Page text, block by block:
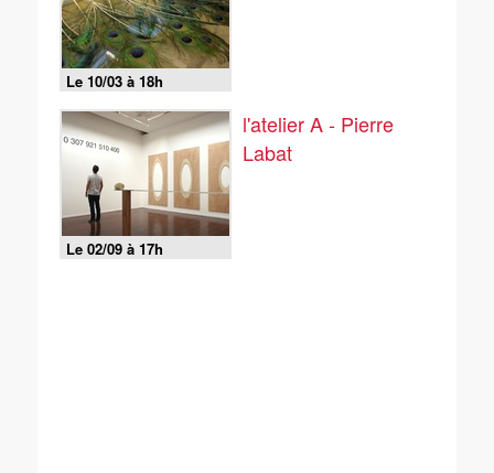
Le 10/03 à 18h
Le 02/09 à 17h
l'atelier A - Pierre
Labat